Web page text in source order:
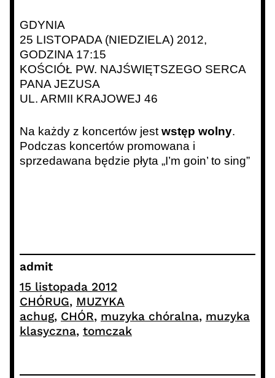
GDYNIA
25 LISTOPADA (NIEDZIELA) 2012,
GODZINA 17:15
KOŚCIÓŁ PW. NAJŚWIĘTSZEGO SERCA
PANA JEZUSA
UL. ARMII KRAJOWEJ 46
Na każdy z koncertów jest wstęp wolny.
Podczas koncertów promowana i
sprzedawana będzie płyta „I’m goin’ to sing”
admit
15 listopada 2012
CHÓRUG, MUZYKA
achug, CHÓR, muzyka chóralna, muzyka
klasyczna, tomczak